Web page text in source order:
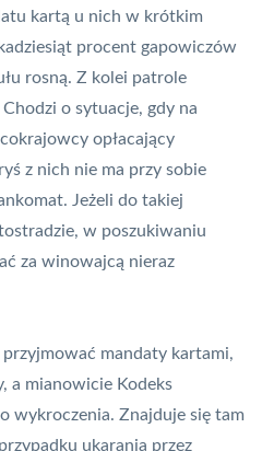
kartą u nich w krótkim
procent gapowiczów
rosną. Z kolei patrole
Chodzi o sytuacje, gdy na
opłacający
z nich nie ma przy sobie
. Jeżeli do takiej
w poszukiwaniu
za winowajcą nieraz
mandaty kartami,
a mianowicie Kodeks
wykroczenia. Znajduje się tam
ukarania przez